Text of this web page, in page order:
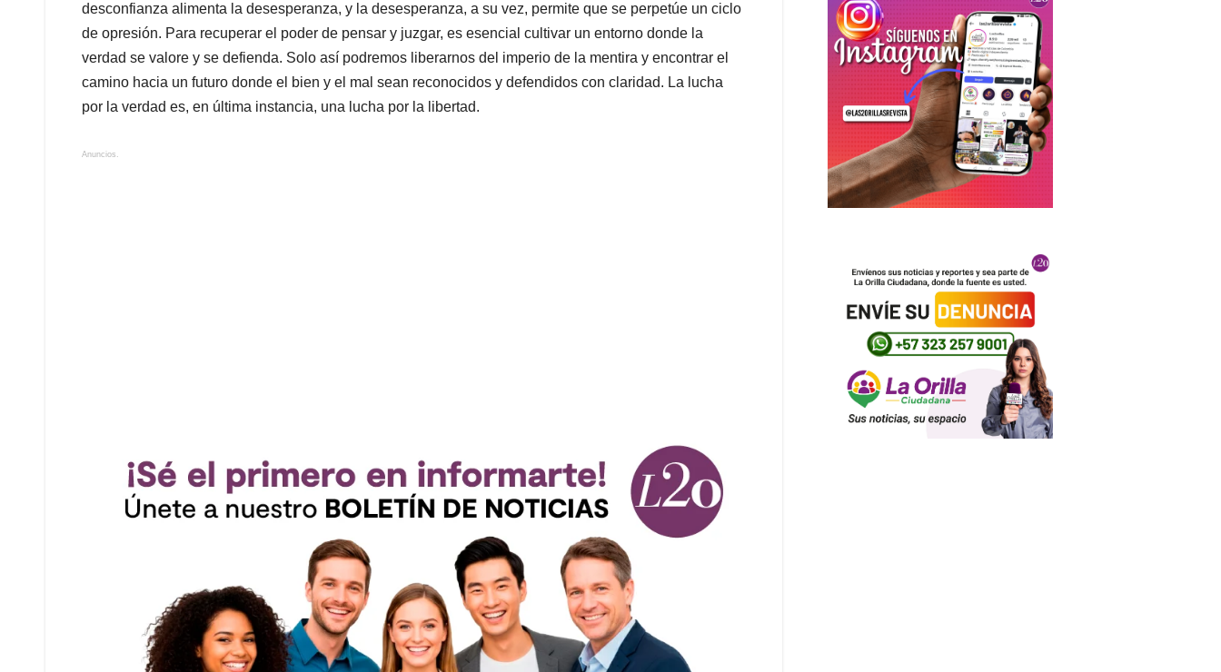
desconfianza alimenta la desesperanza, y la desesperanza, a su vez, permite que se perpetúe un ciclo
de opresión. Para recuperar el poder de pensar y juzgar, es esencial cultivar un entorno donde la
verdad se valore y se defienda. Solo así podremos liberarnos del imperio de la mentira y encontrar el
camino hacia un futuro donde el bien y el mal sean reconocidos y defendidos con claridad. La lucha
por la verdad es, en última instancia, una lucha por la libertad.
Anuncios.